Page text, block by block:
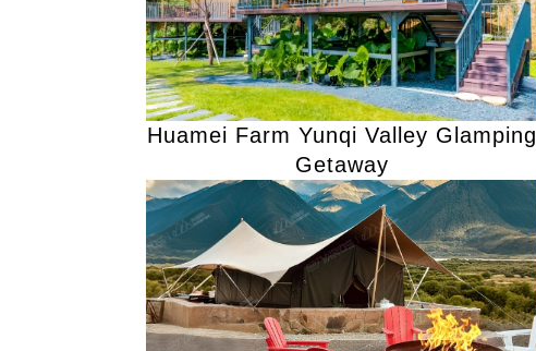
Huamei Farm Yunqi Valley Glamping
Getaway